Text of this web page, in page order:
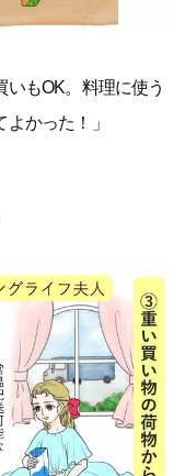
もOK。料理に使う
かった！」